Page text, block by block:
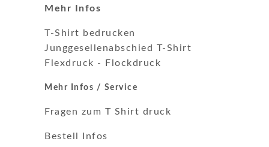
Mehr Infos
T-Shirt bedrucken
Junggesellenabschied T-Shirt
Flexdruck - Flockdruck
Mehr Infos / Service
Fragen zum T Shirt druck
Bestell Infos